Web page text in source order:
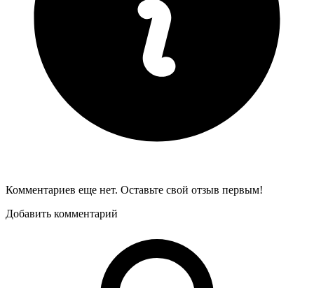
Комментариев еще нет. Оставьте свой отзыв первым!
Добавить комментарий